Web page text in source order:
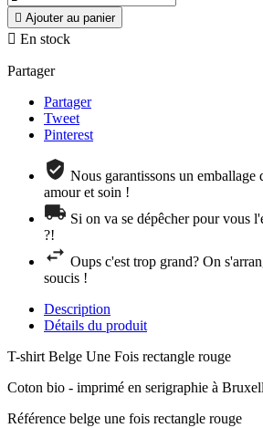
 Ajouter au panier
 En stock
Partager
Partager
Tweet
Pinterest
Nous garantissons un emballage
amour et soin !
Si on va se dépêcher pour vous
?!
Oups c'est trop grand? On
soucis !
Description
Détails du produit
T-shirt Belge Une Fois rectangle rouge
Coton bio - imprimé en serigraphie à
Référence belge une fois rectangle rouge